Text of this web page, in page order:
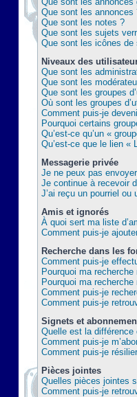
Que sont les annonces
Que sont les notes ?
Que sont les sujets
Que sont les icônes de
Niveaux des
Que sont les
Que sont les
Que sont les groupes
Où sont les groupes
Comment puis-je
Pourquoi certains
Qu’est-ce qu’un «
Qu’est-ce que le lien «
Messagerie privée
Je ne peux pas
Je continue à recevoir
J’ai reçu un pourriel ou
Amis et ignorés
À quoi sert ma liste
Comment puis-je
Recherche dans les
Comment puis-je
Pourquoi ma
Pourquoi ma
Comment puis-je
Comment puis-je
Signets et
Quelle est la différence
Comment puis-je
Comment puis-je
Pièces jointes
Quelles pièces jointes
Comment puis-je